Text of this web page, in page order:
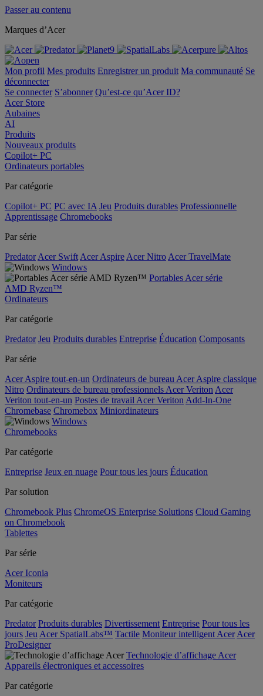
Passer au contenu
Marques d’Acer
Mon profil Mes produits Enregistrer un produit Ma communauté Se
déconnecter
Se connecter S’abonner Qu’est-ce qu’Acer ID?
Acer Store
Aubaines
AI
Produits
Nouveaux produits
Copilot+ PC
Ordinateurs portables
Par catégorie
Copilot+ PC PC avec IA Jeu Produits durables Professionnelle
Apprentissage Chromebooks
Par série
Predator Acer Swift Acer Aspire Acer Nitro Acer TravelMate
Windows
Portables Acer série
AMD Ryzen™
Ordinateurs
Par catégorie
Predator Jeu Produits durables Entreprise Éducation Composants
Par série
Acer Aspire tout-en-un Ordinateurs de bureau Acer Aspire classique
Nitro Ordinateurs de bureau professionnels Acer Veriton Acer
Veriton tout-en-un Postes de travail Acer Veriton Add-In-One
Chromebase Chromebox Miniordinateurs
Windows
Chromebooks
Par catégorie
Entreprise Jeux en nuage Pour tous les jours Éducation
Par solution
Chromebook Plus ChromeOS Enterprise Solutions Cloud Gaming
on Chromebook
Tablettes
Par série
Acer Iconia
Moniteurs
Par catégorie
Predator Produits durables Divertissement Entreprise Pour tous les
jours Jeu Acer SpatialLabs™ Tactile Moniteur intelligent Acer Acer
ProDesigner
Technologie d’affichage Acer
Appareils électroniques et accessoires
Par catégorie